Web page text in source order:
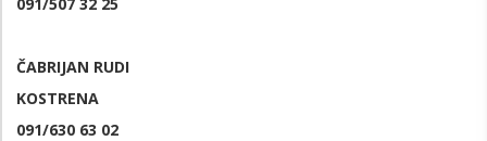
ČABRIJAN RUDI
KOSTRENA
091/630 63 02